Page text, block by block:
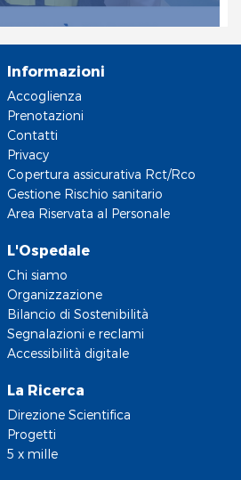
Informazioni
Accoglienza
Prenotazioni
Contatti
Privacy
Copertura assicurativa Rct/Rco
Gestione Rischio sanitario
Area Riservata al Personale
L'Ospedale
Chi siamo
Organizzazione
Bilancio di Sostenibilità
Segnalazioni e reclami
Accessibilità digitale
La Ricerca
Direzione Scientifica
Progetti
5 x mille